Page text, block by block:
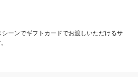
ーンでギフトカードでお渡しいただけるサ